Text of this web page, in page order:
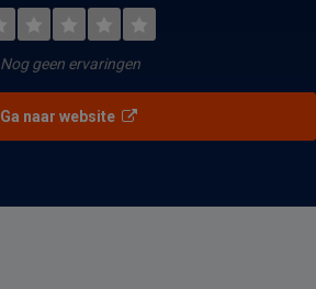
Nog geen ervaringen
Ga naar website